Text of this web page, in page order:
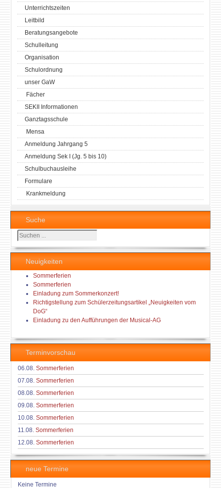
Unterrichtszeiten
Leitbild
Beratungsangebote
Schulleitung
Organisation
Schulordnung
unser GaW
Fächer
SEKII Informationen
Ganztagsschule
Mensa
Anmeldung Jahrgang 5
Anmeldung Sek I (Jg. 5 bis 10)
Schulbuchausleihe
Formulare
Krankmeldung
Suche
Suchen
...
Neuigkeiten
Sommerferien
Sommerferien
Einladung zum Sommerkonzert!
Richtigstellung zum Schülerzeitungsartikel „Neuigkeiten vom
DoG“
Einladung zu den Aufführungen der Musical-AG
Terminvorschau
06.08. Sommerferien
07.08. Sommerferien
08.08. Sommerferien
09.08. Sommerferien
10.08. Sommerferien
11.08. Sommerferien
12.08. Sommerferien
neue Termine
Keine Termine